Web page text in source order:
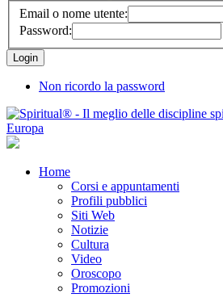
Email o nome utente:
Password:
Non ricordo la password
Home
Corsi e appuntamenti
Profili pubblici
Siti Web
Notizie
Cultura
Video
Oroscopo
Promozioni